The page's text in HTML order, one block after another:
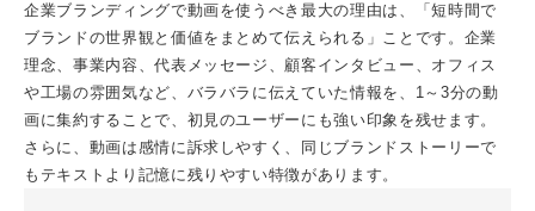
企業ブランディングで動画を使うべき最大の理由は、「短時間で
ブランドの世界観と価値をまとめて伝えられる」ことです。企業
理念、事業内容、代表メッセージ、顧客インタビュー、オフィス
や工場の雰囲気など、バラバラに伝えていた情報を、1～3分の動
画に集約することで、初見のユーザーにも強い印象を残せます。
さらに、動画は感情に訴求しやすく、同じブランドストーリーで
もテキストより記憶に残りやすい特徴があります。